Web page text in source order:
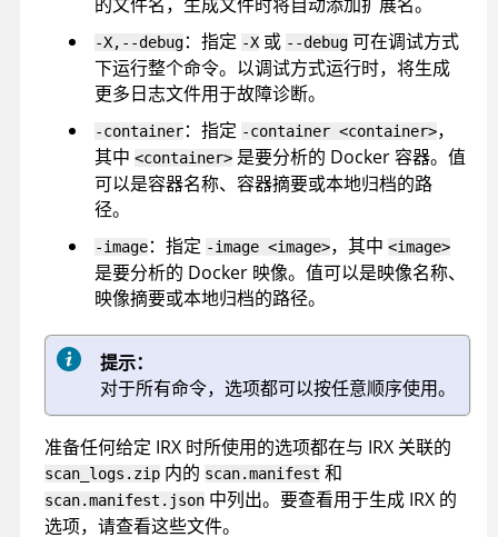
-X,--debug：指定 -X 或 --debug 可在调试方式
下运行整个命令。以调试方式运行时，将生成
更多日志文件用于故障诊断。
-container：指定 -container <container>，
其中 <container> 是要分析的 Docker 容器。值
可以是容器名称、容器摘要或本地归档的路
径。
-image：指定 -image <image>，其中 <image>
是要分析的 Docker 映像。值可以是映像名称、
映像摘要或本地归档的路径。
提示：
对于所有命令，选项都可以按任意顺序使用。
准备任何给定 IRX 时所使用的选项都在与 IRX 关联的
scan_logs.zip 内的 scan.manifest 和
scan.manifest.json 中列出。要查看用于生成 IRX 的
选项，请查看这些文件。